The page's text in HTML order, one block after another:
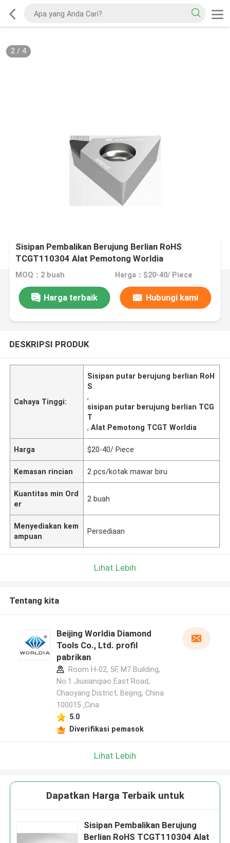
2/ 4
Sisipan Pembalikan Berujung Berlian RoHS
TCGT110304 Alat Pemotong Worldia
MOQ：2 buah Harga：$20-40/ Piece
Harga terbaik Hubungi kami
DESKRIPSI PRODUK
Cahaya Tinggi:
Sisipan putar berujung berlian RoH
S
,
sisipan putar berujung berlian TCG
T
,Alat Pemotong TCGT Worldia
Harga $20-40/ Piece
Kemasan rincian 2 pcs/kotak mawar biru
Kuantitas min Ord
er
2 buah
Menyediakan kem
ampuan
Persediaan
Lihat Lebih
Tentang kita
Beijing Worldia Diamond
Tools Co., Ltd. profil
pabrikan
Room H-02, 5F, M7 Building,
No.1 Jiuxianqiao East Road,
Chaoyang District, Beijing, China
100015 ,Cina
5.0
Diverifikasi pemasok
Lihat Lebih
Dapatkan Harga Terbaik untuk
Sisipan Pembalikan Berujung
Berlian RoHS TCGT110304 Alat